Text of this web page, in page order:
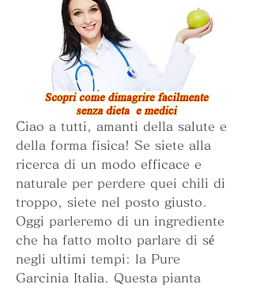
Ciao a tutti, amanti della salute e
della forma fisica! Se siete alla
ricerca di un modo efficace e
naturale per perdere quei chili di
troppo, siete nel posto giusto.
Oggi parleremo di un ingrediente
che ha fatto molto parlare di sé
negli ultimi tempi: la Pure
Garcinia Italia. Questa pianta